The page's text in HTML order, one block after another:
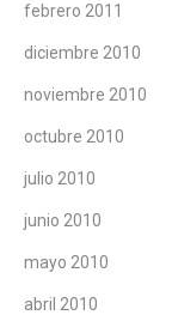
febrero 2011
diciembre 2010
noviembre 2010
octubre 2010
julio 2010
junio 2010
mayo 2010
abril 2010